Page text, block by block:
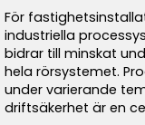
För
industriella
bidrar till minskat
hela rörsystemet.
under varierande
driftsäkerhet är en